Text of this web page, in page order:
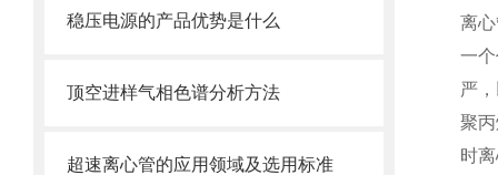
稳压电源的产品优势是什么
顶空进样气相色谱分析方法
超速离心管的应用领域及选用标准
离
一
严
聚
时